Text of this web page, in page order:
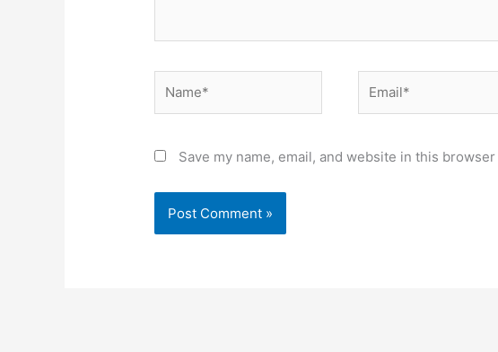
Save my name, email, and website in this